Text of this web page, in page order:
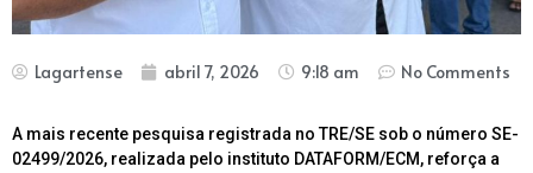
Lagartense abril 7, 2026 9:18 am No Comments
A mais recente pesquisa registrada no TRE/SE sob o número SE-
02499/2026, realizada pelo instituto DATAFORM/ECM, reforça a